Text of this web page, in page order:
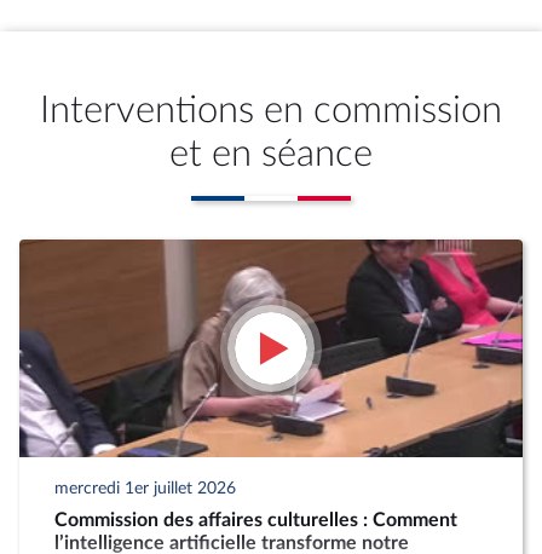
Interventions en commission
et en séance
mercredi 1er juillet 2026
Commission des affaires culturelles : Comment
l’intelligence artificielle transforme notre